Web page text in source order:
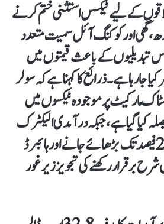
کے لیے ٹیکس استثنی ختم کرنے
گھی اور کوکنگ آئل سمیت متعدد
تبدیلیوںکے باعث قیمتوں میں
جا رہا ہے۔ذرائع کا کہنا ہے کہسولر
اسٹاک مارکیٹ پر موجودہ ٹیکسوں میں
کیا گیا ہے، جبکہدرآمدی الیکٹرک
اورہائبرڈ
برقرار رکھنےکی تجویز زیر غور